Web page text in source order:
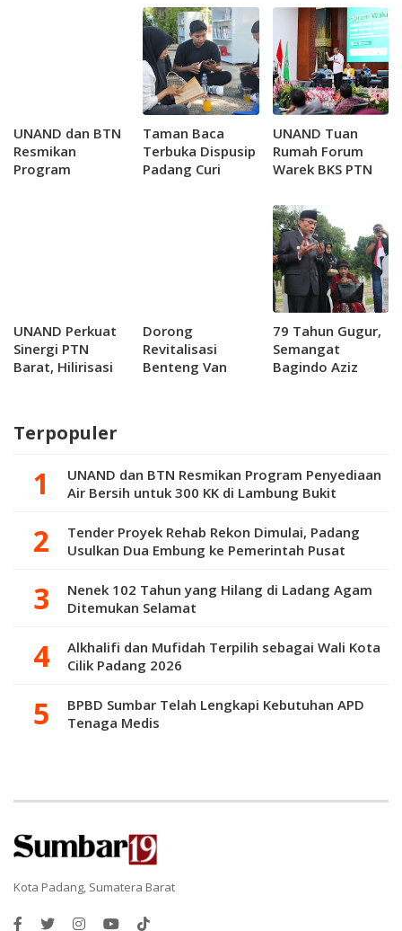
UNAND dan BTN
Resmikan
Program
Taman Baca
Terbuka Dispusip
Padang Curi
UNAND Tuan
Rumah Forum
Warek BKS PTN
Hilirisasi Riset
dan Jejaring
Inovasi
UNAND Perkuat
Sinergi PTN
Barat, Hilirisasi
Dorong
Revitalisasi
Benteng Van
79 Tahun Gugur,
Semangat
Bagindo Aziz
Terpopuler
UNAND dan BTN Resmikan Program Penyediaan
Air Bersih untuk 300 KK di Lambung Bukit
Tender Proyek Rehab Rekon Dimulai, Padang
Usulkan Dua Embung ke Pemerintah Pusat
Nenek 102 Tahun yang Hilang di Ladang Agam
Ditemukan Selamat
Alkhalifi dan Mufidah Terpilih sebagai Wali Kota
Cilik Padang 2026
BPBD Sumbar Telah Lengkapi Kebutuhan APD
Tenaga Medis
Kota Padang, Sumatera Barat